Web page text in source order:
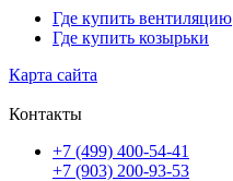
Где купить вентиляцию
Где купить козырьки
Карта сайта
Контакты
+7 (499) 400-54-41
+7 (903) 200-93-53